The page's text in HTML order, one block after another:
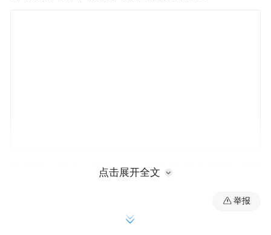
截至发稿时，基辅市政府和基辅市军事管理
点击展开全文
举报